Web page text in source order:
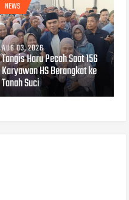
NEWS
AUG 03, 2026
Tangis Haru Pecah Saat 156
Karyawan HS Berangkat ke
Tanah Suci